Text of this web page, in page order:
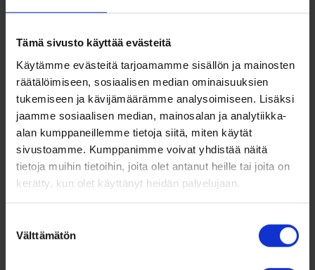
Tämä sivusto käyttää evästeitä
Käytämme evästeitä tarjoamamme sisällön ja mainosten
räätälöimiseen, sosiaalisen median ominaisuuksien
tukemiseen ja kävijämäärämme analysoimiseen. Lisäksi
jaamme sosiaalisen median, mainosalan ja analytiikka-
alan kumppaneillemme tietoja siitä, miten käytät
sivustoamme. Kumppanimme voivat yhdistää näitä
tietoja muihin tietoihin, joita olet antanut heille tai joita on
kerätty, kun olet käyttänyt heidän palvelujaan.
valinta
Välttämätön
työelämän tasavertaisuutta
Anonyymi rekrytointi lisää työelämän
tasa-arvoa ja antaa vahvan viestin
rekrytoivan yrityksen arvoista.
Menetelmän hyödyntäminen edellyttää
prosessia tukevaa HR-järjestelmää.
Anonyymi rekrytointi […]
TAMMI 12, 2022
TIINA RÄSÄNEN
Lue lisää